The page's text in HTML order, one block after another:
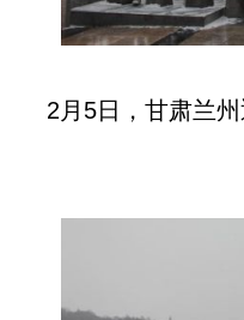
2月5日，甘肃兰